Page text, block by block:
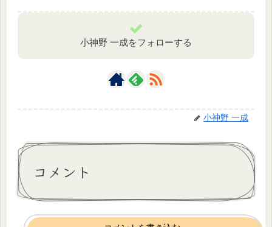
小神野 一成をフォローする
小神野 一成
コメント